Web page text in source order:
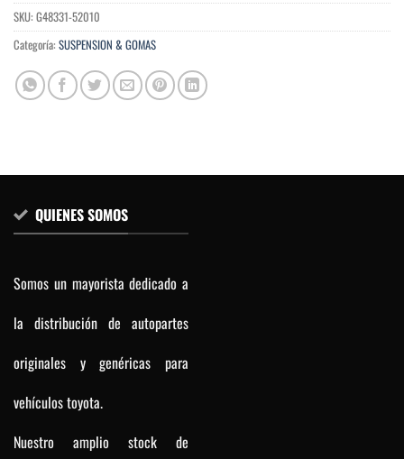
SKU: G48331-52010
Categoría: SUSPENSION & GOMAS
QUIENES SOMOS
Somos un mayorista dedicado a
la distribución de autopartes
originales y genéricas para
vehículos toyota.
Nuestro amplio stock de